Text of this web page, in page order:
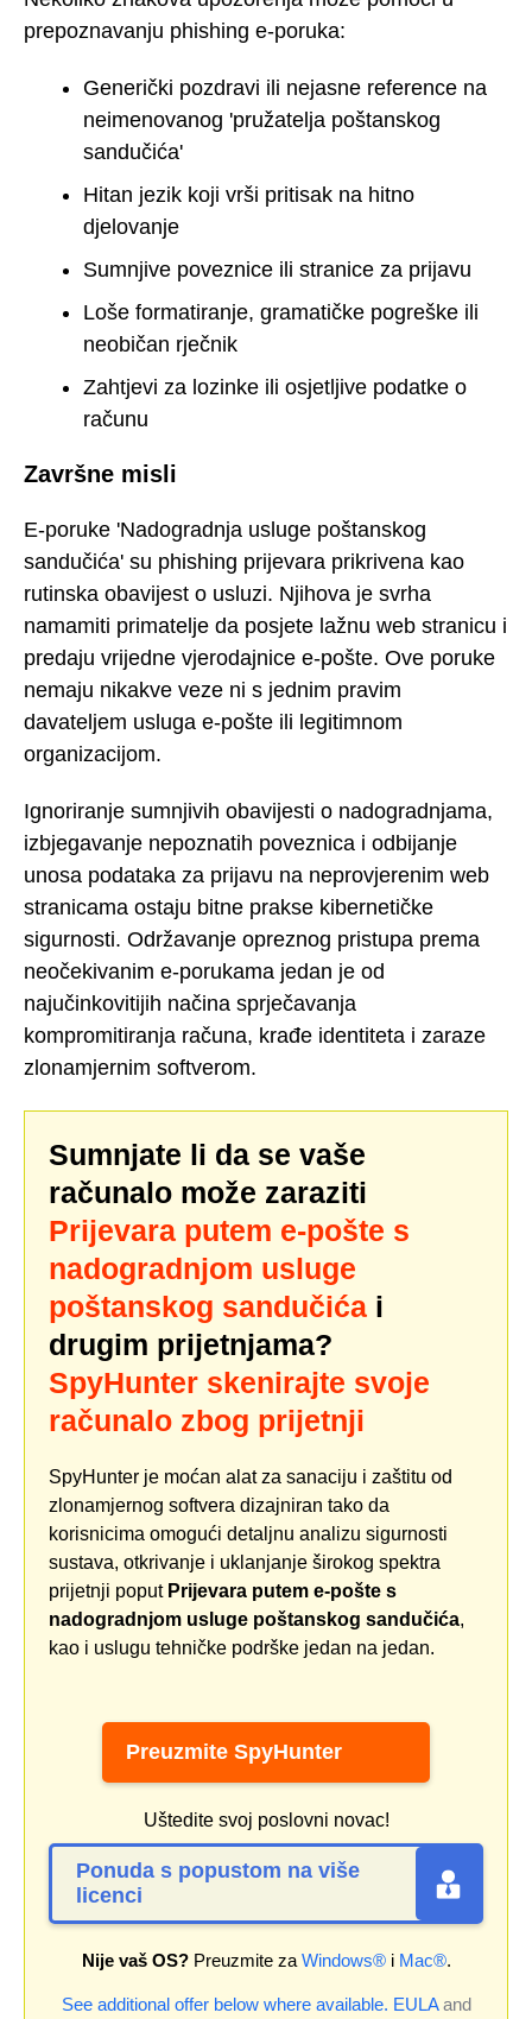
prepoznavanju phishing e-poruka:
Generički pozdravi ili nejasne reference na
neimenovanog 'pružatelja poštanskog
sandučića'
Hitan jezik koji vrši pritisak na hitno
djelovanje
Sumnjive poveznice ili stranice za prijavu
Loše formatiranje, gramatičke pogreške ili
neobičan rječnik
Zahtjevi za lozinke ili osjetljive podatke o
računu
Završne misli
E-poruke 'Nadogradnja usluge poštanskog
sandučića' su phishing prijevara prikrivena kao
rutinska obavijest o usluzi. Njihova je svrha
namamiti primatelje da posjete lažnu web stranicu i
predaju vrijedne vjerodajnice e-pošte. Ove poruke
nemaju nikakve veze ni s jednim pravim
davateljem usluga e-pošte ili legitimnom
organizacijom.
Ignoriranje sumnjivih obavijesti o nadogradnjama,
izbjegavanje nepoznatih poveznica i odbijanje
unosa podataka za prijavu na neprovjerenim web
stranicama ostaju bitne prakse kibernetičke
sigurnosti. Održavanje opreznog pristupa prema
neočekivanim e-porukama jedan je od
najučinkovitijih načina sprječavanja
kompromitiranja računa, krađe identiteta i zaraze
zlonamjernim softverom.
Sumnjate li da se vaše
računalo može zaraziti
Prijevara putem e-pošte s
nadogradnjom usluge
poštanskog sandučića i
drugim prijetnjama?
SpyHunter skenirajte svoje
računalo zbog prijetnji
SpyHunter je moćan alat za sanaciju i zaštitu od
zlonamjernog softvera dizajniran tako da
korisnicima omogući detaljnu analizu sigurnosti
sustava, otkrivanje i uklanjanje širokog spektra
prijetnji poput Prijevara putem e-pošte s
nadogradnjom usluge poštanskog sandučića,
kao i uslugu tehničke podrške jedan na jedan.
Preuzmite SpyHunter
Uštedite svoj poslovni novac!
Ponuda s popustom na više
licenci
Nije vaš OS?Preuzmite za Windows®i Mac®.
See additional offer below where available. EULAand